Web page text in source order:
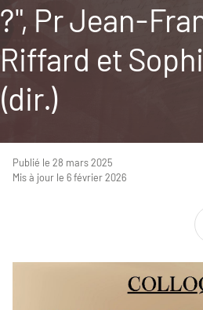
?", Pr Jean-
Riffard et
(dir.)
Publié le 28 mars 2025
Mis à jour le 6 février 2026